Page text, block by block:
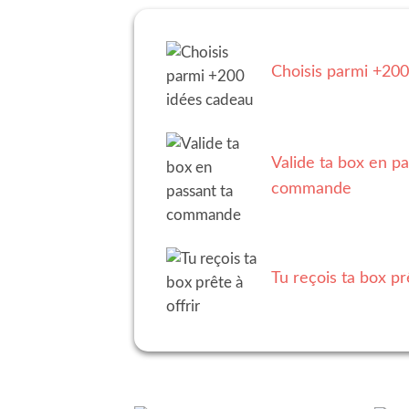
Choisis parmi
Valide ta box en
commande
Tu reçois ta box